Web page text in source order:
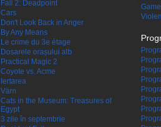
Fall 2: Deadpoint
Cars
Don't Look Back in Anger
By Any Means
Le crime du 3e étage
Dosarele orașului alb
Practical Magic 2
Coyote vs. Acme
Iertarea
Värn
Cats in the Museum: Treasures of
Egypt
3 zile în septembrie